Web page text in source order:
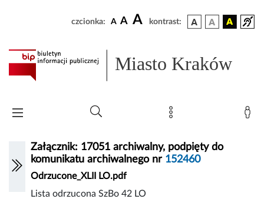
czcionka: A A A kontrast:
Miasto Kraków
Załącznik: 17051 archiwalny, podpięty do
komunikatu archiwalnego nr 152460
Odrzucone_XLII LO.pdf
Lista odrzucona SzBo 42 LO